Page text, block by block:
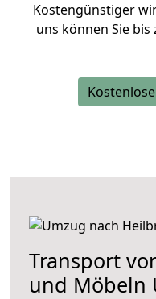
Kostengünstiger
uns können Sie bis
Transport
und Möbeln